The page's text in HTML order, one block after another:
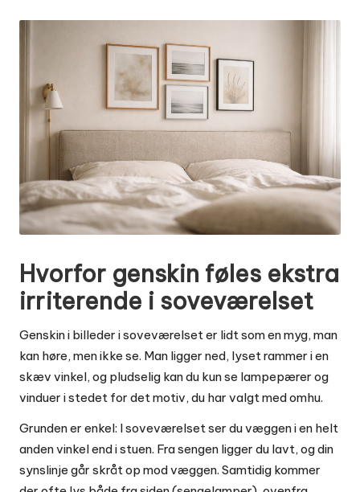
Hvorfor genskin føles ekstra
irriterende i soveværelset
Genskin i billeder i soveværelset er lidt som en myg, man
kan høre, men ikke se. Man ligger ned, lyset rammer i en
skæv vinkel, og pludselig kan du kun se lampepærer og
vinduer i stedet for det motiv, du har valgt med omhu.
Grunden er enkel: I soveværelset ser du væggen i en helt
anden vinkel end i stuen. Fra sengen ligger du lavt, og din
synslinje går skråt op mod væggen. Samtidig kommer